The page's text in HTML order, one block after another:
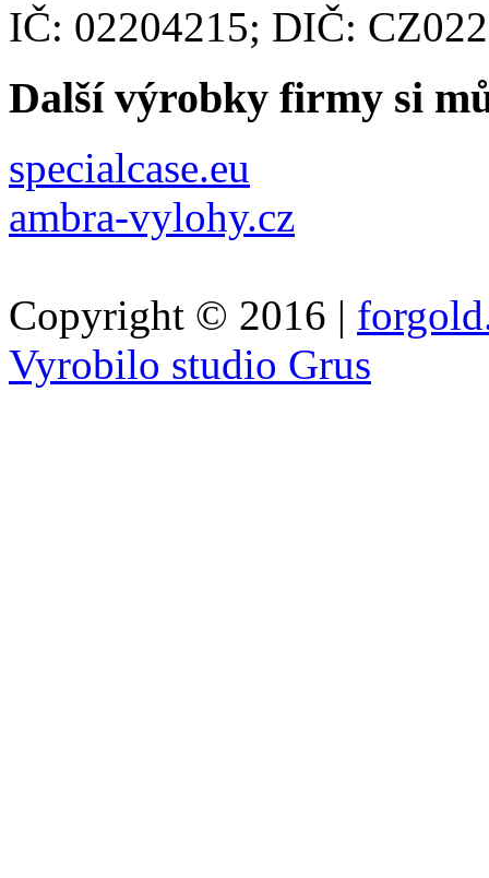
IČ: 02204215; DIČ:
Další výrobky firmy si
specialcase.eu
ambra-vylohy.cz
Copyright © 2016 |
Vyrobilo studio Grus